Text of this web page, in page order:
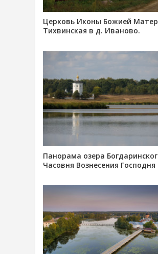
Церковь Иконы Божией
Тихвинская в д. Иваново.
Панорама озера
Часовня Вознесения Господня